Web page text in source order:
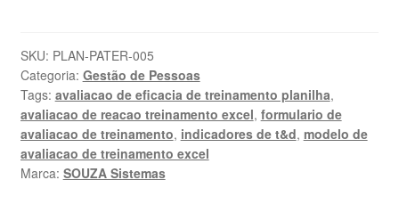
Treinamento
em
Excel
com
Relatório
A4
SKU: PLAN-PATER-005
Categoria: Gestão de Pessoas
Tags: avaliacao de eficacia de treinamento planilha,
avaliacao de reacao treinamento excel, formulario de
avaliacao de treinamento, indicadores de t&d, modelo de
avaliacao de treinamento excel
Marca: SOUZA Sistemas